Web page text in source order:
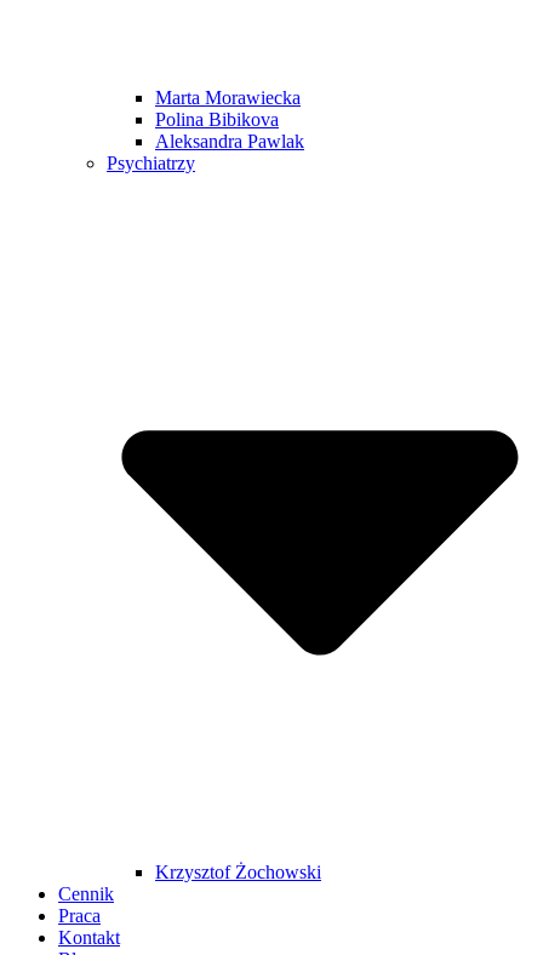
Marta Morawiecka
Polina Bibikova
Aleksandra Pawlak
Psychiatrzy
Krzysztof Żochowski
Cennik
Praca
Kontakt